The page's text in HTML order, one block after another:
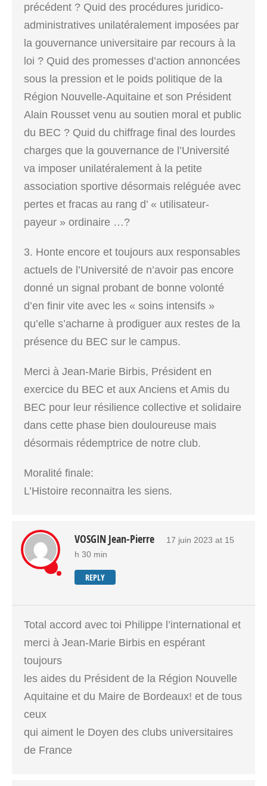
précédent ? Quid des procédures juridico-
administratives unilatéralement imposées par
la gouvernance universitaire par recours à la
loi ? Quid des promesses d’action annoncées
sous la pression et le poids politique de la
Région Nouvelle-Aquitaine et son Président
Alain Rousset venu au soutien moral et public
du BEC ? Quid du chiffrage final des lourdes
charges que la gouvernance de l’Université
va imposer unilatéralement à la petite
association sportive désormais reléguée avec
pertes et fracas au rang d’ « utilisateur-
payeur » ordinaire …?
3. Honte encore et toujours aux responsables
actuels de l’Université de n’avoir pas encore
donné un signal probant de bonne volonté
d’en finir vite avec les « soins intensifs »
qu’elle s’acharne à prodiguer aux restes de la
présence du BEC sur le campus.
Merci à Jean-Marie Birbis, Président en
exercice du BEC et aux Anciens et Amis du
BEC pour leur résilience collective et solidaire
dans cette phase bien douloureuse mais
désormais rédemptrice de notre club.
Moralité finale:
L’Histoire reconnaitra les siens.
VOSGIN Jean-Pierre
17 juin 2023 at 15
h 30 min
REPLY
Total accord avec toi Philippe l’international et
merci à Jean-Marie Birbis en espérant
toujours
les aides du Président de la Région Nouvelle
Aquitaine et du Maire de Bordeaux! et de tous
ceux
qui aiment le Doyen des clubs universitaires
de France